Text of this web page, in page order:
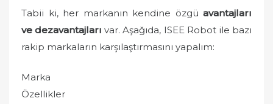
Tabii ki, her markanın kendine özgü avantajları
ve dezavantajları var. Aşağıda, ISEE Robot ile bazı
rakip markaların karşılaştırmasını yapalım:
Marka
Özellikler